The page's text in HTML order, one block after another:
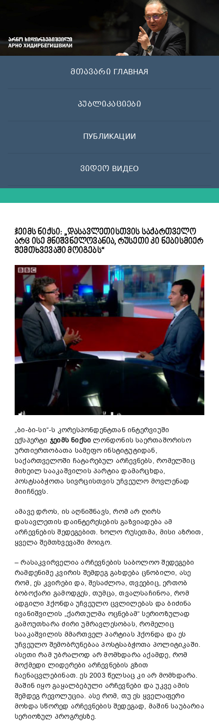
მთავარი ГЛАВНАЯ
პუბლიკაციები
ПУБЛИКАЦИИ
ვიდეო ВИДЕО
ჯეიმს ნიქსი: „დასავლეთისთვის საქართველო
არც ისე მნიშვნელოვანია, რუსეთი კი ნებისმიერ
შემთხვევაში მოიგებს“
„ბი-ბი-სი“-ს კორესპონდენტთან ინტერვიუში
ექსპერტი ჯეიმს ნიქსი ლონდონის საერთაშორისო
ურთიერთობათა სამეფო ინსტიტუტიდან,
საქართველოში ჩატარებულ არჩევნებს, რომელშიც
მიხეილ სააკაშვილის პარტია დამარცხდა,
პოსტსაბჭოთა სივრცისთვის უჩვეულო მოვლენად
მიიჩნევს.
ამავე დროს, ის აღნიშნავს, რომ არ ღირს
დასავლეთის დაინტერესების გაზვიადება ამ
არჩევნების შედეგებით. ხოლო რუსეთმა, მისი აზრით,
ყველა შემთხვევაში მოიგო.
– რასაკვირველია არჩევნების საბოლოო შედეგები
რამდენიმე კვირის შემდეგ გახდება ცნობილი, ასე
რომ, ეს კვირები და, შესაძლოა, თვეებიც, ერთობ
ბობოქარი გამოდგეს, თუმცა, თვალსაჩინოა, რომ
ადგილი ჰქონდა უჩვეულო ცვლილებას და ბიძინა
ივანიშვილის „ქართულმა ოცნებამ“ სერიოზულად
გამოუთხარა ძირი უმრავლესობას, რომელიც
სააკაშვილის მმართველ პარტიას ჰქონდა და ეს
უჩვეულო შემობრუნებაა პოსტსაბჭოთა პოლიტიკაში.
ასეთი რამ უბრალოდ არ მომხდარა აქამდე, რომ
მოქმედი ლიდერები არჩევნების გზით
ჩაენაცვლებინათ. ეს 2003 წელსაც კი არ მომხდარა.
მაშინ იყო გაყალბებული არჩევნები და უკვე ამის
შემდეგ რევოლუცია. ასე რომ, თუ ეს ყველაფერი
მოხდა სწორედ არჩევნების შედეგად, მაშინ საუბარია
სერიოზულ პროგრესზე.